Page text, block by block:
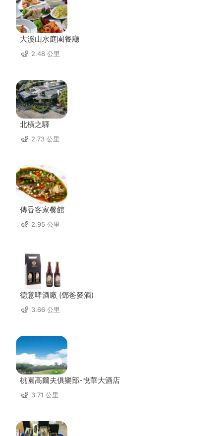
大溪山水庭園餐廳
2.48 公里
北橫之驛
2.73 公里
傳香客家餐館
2.95 公里
德意啤酒廠 (鄧爸麥酒)
3.66 公里
桃園高爾夫俱樂部-悅華大酒店
3.71 公里